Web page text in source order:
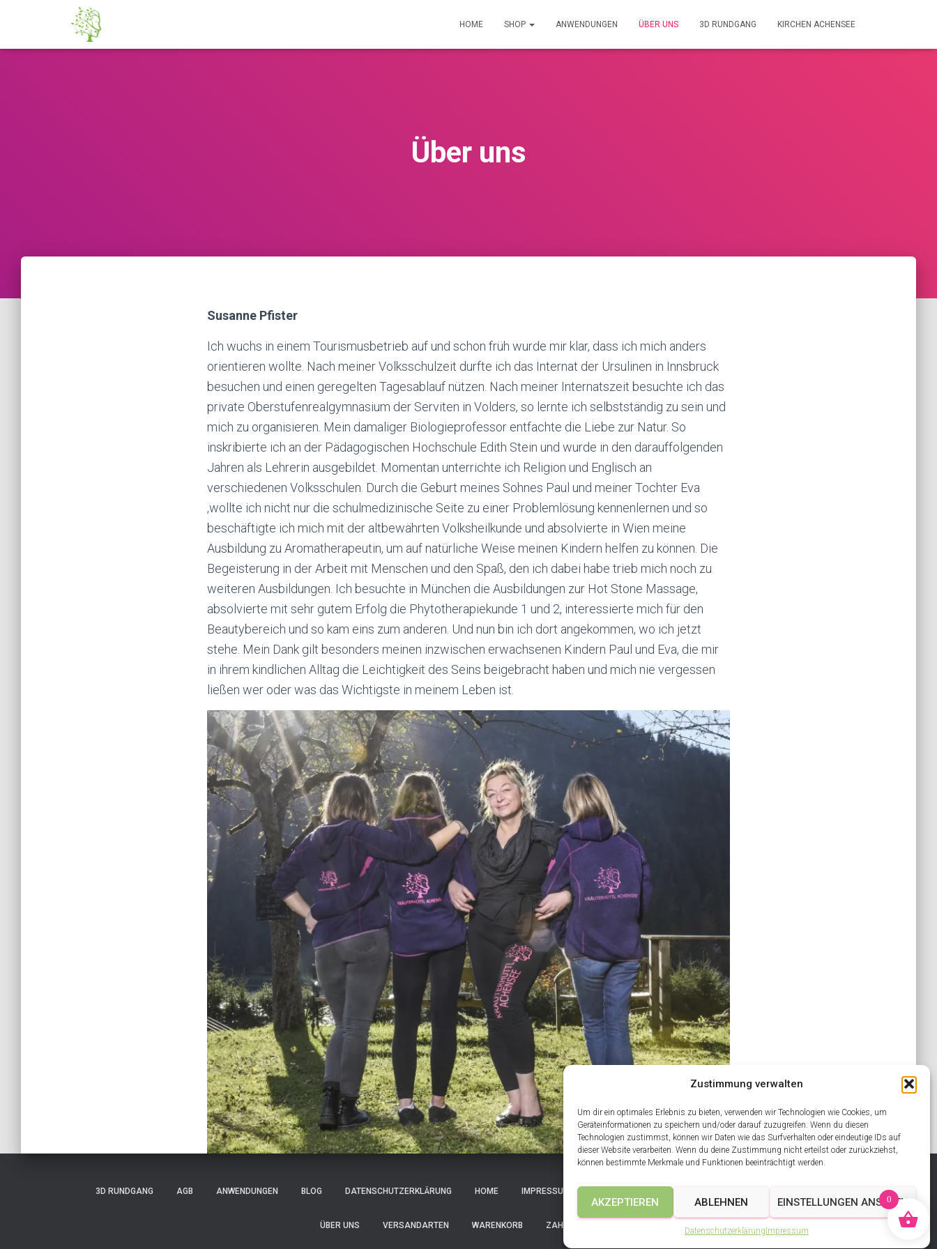
Zustimmung verwalten
Um dir ein optimales Erlebnis zu bieten, verwenden wir Technologien wie Cookies, um
Geräteinformationen zu speichern und/oder darauf zuzugreifen. Wenn du diesen
Technologien zustimmst, können wir Daten wie das Surfverhalten oder eindeutige IDs auf
dieser Website verarbeiten. Wenn du deine Zustimmung nicht erteilst oder zurückziehst,
können bestimmte Merkmale und Funktionen beeinträchtigt werden.
AKZEPTIEREN ABLEHNEN EINSTELLUNGEN ANSEHEN
Datenschutzerklärung Impressum
HOME SHOP ANWENDUNGEN ÜBER UNS 3D RUNDGANG KIRCHEN ACHENSEE
Über uns
Susanne Pfister
Ich wuchs in einem Tourismusbetrieb auf und schon früh wurde mir klar, dass ich mich anders
orientieren wollte. Nach meiner Volksschulzeit durfte ich das Internat der Ursulinen in Innsbruck
besuchen und einen geregelten Tagesablauf nützen. Nach meiner Internatszeit besuchte ich das
private Oberstufenrealgymnasium der Serviten in Volders, so lernte ich selbstständig zu sein und
mich zu organisieren. Mein damaliger Biologieprofessor entfachte die Liebe zur Natur. So
inskribierte ich an der Pädagogischen Hochschule Edith Stein und wurde in den darauffolgenden
Jahren als Lehrerin ausgebildet. Momentan unterrichte ich Religion und Englisch an
verschiedenen Volksschulen. Durch die Geburt meines Sohnes Paul und meiner Tochter Eva
,wollte ich nicht nur die schulmedizinische Seite zu einer Problemlösung kennenlernen und so
beschäftigte ich mich mit der altbewährten Volksheilkunde und absolvierte in Wien meine
Ausbildung zu Aromatherapeutin, um auf natürliche Weise meinen Kindern helfen zu können. Die
Begeisterung in der Arbeit mit Menschen und den Spaß, den ich dabei habe trieb mich noch zu
weiteren Ausbildungen. Ich besuchte in München die Ausbildungen zur Hot Stone Massage,
absolvierte mit sehr gutem Erfolg die Phytotherapiekunde 1 und 2, interessierte mich für den
Beautybereich und so kam eins zum anderen. Und nun bin ich dort angekommen, wo ich jetzt
stehe. Mein Dank gilt besonders meinen inzwischen erwachsenen Kindern Paul und Eva, die mir
in ihrem kindlichen Alltag die Leichtigkeit des Seins beigebracht haben und mich nie vergessen
ließen wer oder was das Wichtigste in meinem Leben ist.
3D RUNDGANG AGB ANWENDUNGEN BLOG DATENSCHUTZERKLÄRUNG HOME IMPRESSUM KIRCHEN ACHENSEE
ÜBER UNS VERSANDARTEN WARENKORB ZAHLUNGSARTEN
0